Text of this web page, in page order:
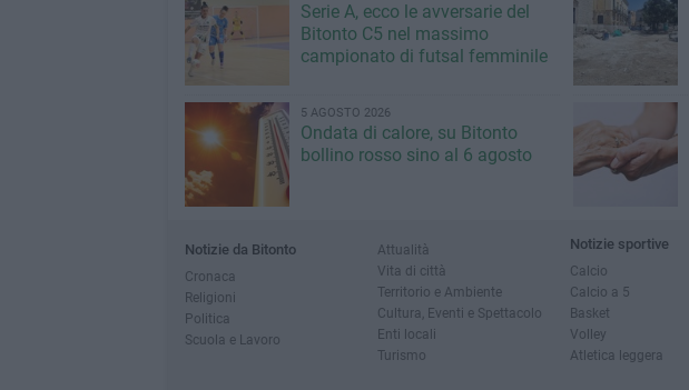
Serie A, ecco le avversarie del
Bitonto C5 nel massimo
campionato di futsal femminile
5 AGOSTO 2026
Ondata di calore, su Bitonto
bollino rosso sino al 6 agosto
Notizie da Bitonto
Cronaca
Religioni
Politica
Scuola e Lavoro
Attualità
Vita di città
Territorio e Ambiente
Cultura, Eventi e Spettacolo
Enti locali
Turismo
Notizie sportive
Calcio
Calcio a 5
Basket
Volley
Atletica leggera